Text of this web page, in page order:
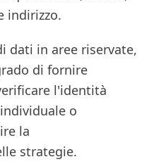
indirizzo.
dati in aree riservate,
di fornire
l'identità
o
la
strategie.